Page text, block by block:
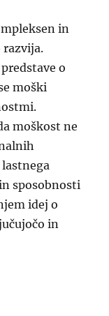
in
razvija.
o
moški
moškost ne
sposobnosti
idej o
in